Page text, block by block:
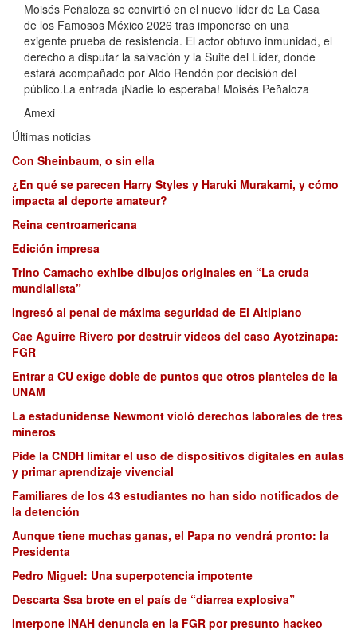
Moisés Peñaloza se convirtió en el nuevo líder de La Casa
de los Famosos México 2026 tras imponerse en una
exigente prueba de resistencia. El actor obtuvo inmunidad, el
derecho a disputar la salvación y la Suite del Líder, donde
estará acompañado por Aldo Rendón por decisión del
público.La entrada ¡Nadie lo esperaba! Moisés Peñaloza
Amexi
Últimas noticias
Con Sheinbaum, o sin ella
¿En qué se parecen Harry Styles y Haruki Murakami, y cómo
impacta al deporte amateur?
Reina centroamericana
Edición impresa
Trino Camacho exhibe dibujos originales en “La cruda
mundialista”
Ingresó al penal de máxima seguridad de El Altiplano
Cae Aguirre Rivero por destruir videos del caso Ayotzinapa:
FGR
Entrar a CU exige doble de puntos que otros planteles de la
UNAM
La estadunidense Newmont violó derechos laborales de tres
mineros
Pide la CNDH limitar el uso de dispositivos digitales en aulas
y primar aprendizaje vivencial
Familiares de los 43 estudiantes no han sido notificados de
la detención
Aunque tiene muchas ganas, el Papa no vendrá pronto: la
Presidenta
Pedro Miguel: Una superpotencia impotente
Descarta Ssa brote en el país de “diarrea explosiva”
Interpone INAH denuncia en la FGR por presunto hackeo